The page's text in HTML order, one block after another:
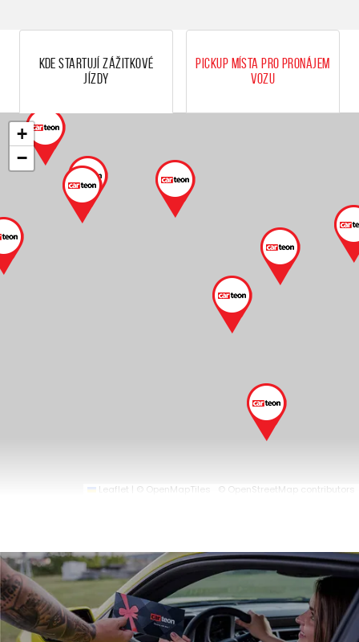
Kde startují zážitkové
jízdy
Pickup místa pro pronájem
vozu
+
−
Leaflet | © OpenMapTiles © OpenStreetMap contributors